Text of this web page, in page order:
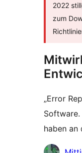
2022
zum
„Error
Software.
haben an